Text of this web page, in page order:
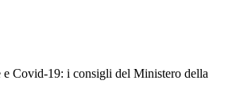
e Covid-19: i consigli del Ministero della